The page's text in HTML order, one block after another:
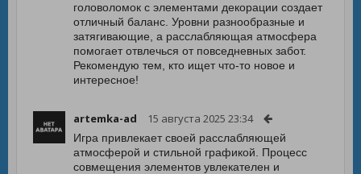
головоломок с элементами декорации создает
отличный баланс. Уровни разнообразные и
затягивающие, а расслабляющая атмосфера
помогает отвлечься от повседневных забот.
Рекомендую тем, кто ищет что-то новое и
интересное!
artemka-ad 15 августа 2025 23:34
Игра привлекает своей расслабляющей
атмосферой и стильной графикой. Процесс
совмещения элементов увлекателен и